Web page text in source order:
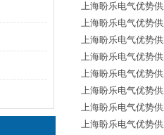
上海盼乐电气优势
上海盼乐电气优势
上海盼乐电气优势
上海盼乐电气优势
上海盼乐电气优势
上海盼乐电气优势
上海盼乐电气优势
上海盼乐电气优势